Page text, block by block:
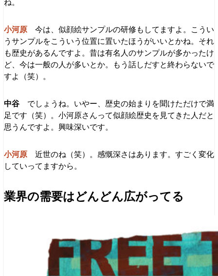
ね。
今は、似顔絵サンプルの研修もしてますよ。こうい
うサンプルをこういう位置に置いたほうがいいとかね。それ
も歴史があるんですよ。昔は有名人のサンプルが多かったけ
ど、今は一般の人が多いとか。もう話しだすと終わらないで
すよ（笑）。
でしょうね。いやー、歴史の始まりを聞けただけで満
足です（笑）。小河原さんって似顔絵歴史を見てきた人だと
思うんですよ。興味深いです。
近世のね（笑）。感慨深さはあります。すごく変化
していってますから。
業界の需要はどんどん広がってる